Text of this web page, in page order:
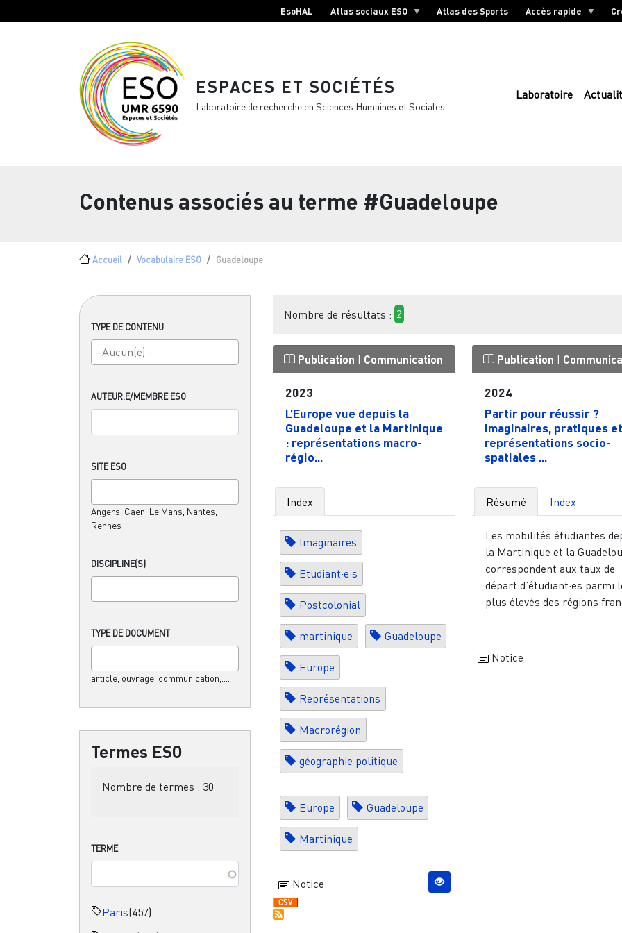
EsoHAL Atlas sociaux ESO Atlas des Sports Accès rapide
ESPACES ET SOCIÉTÉS
Laboratoire de recherche en Sciences Humaines et Sociales
Laboratoire
Contenus associés au terme #Guadeloupe
Fil d'Ariane
Accueil Vocabulaire ESO Guadeloupe
TYPE DE CONTENU
AUTEUR.E/MEMBRE ESO
SITE ESO
Angers, Caen, Le Mans, Nantes,
Rennes
DISCIPLINE(S)
TYPE DE DOCUMENT
article, ouvrage, communication,....
Termes ESO
Nombre de termes : 30
TERME
Paris(457)
Nombre de résultats : 2
Publication | Communication
2023
L’Europe vue depuis la
Guadeloupe et la Martinique
: représentations macro-
régio...
Index
Imaginaires
Etudiant·e·s
Postcolonial
martinique Guadeloupe
Europe
Représentations
Macrorégion
géographie politique
Europe Guadeloupe
Martinique
Notice
Publication |
2024
Partir pour réussir ?
Imaginaires, pratiques et
représentations socio-
spatiales ...
Résumé Index
Les mobilités étudiantes
la Martinique et la
correspondent aux taux de
départ d’étudiant·es parmi
plus élevés des régions
Notice